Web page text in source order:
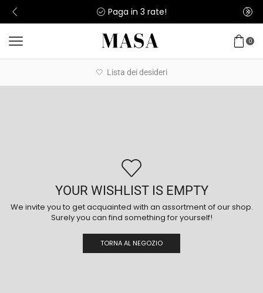
Paga in 3 rate!
0
Lista dei desideri
YOUR WISHLIST IS EMPTY
We invite you to get acquainted with an assortment of our shop.
Surely you can find something for yourself!
TORNA AL NEGOZIO